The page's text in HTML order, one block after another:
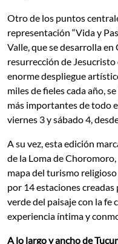
Otro de los puntos
representación “Vida y
Valle, que se desarrolla
resurrección de Jesucristo
enorme despliegue
miles de fieles cada año,
más importantes de todo
viernes 3 y sábado 4,
A su vez, esta edición
de la Loma de
mapa del turismo
por 14 estaciones
verde del paisaje con la fe
experiencia íntima y
A lo largo y ancho de